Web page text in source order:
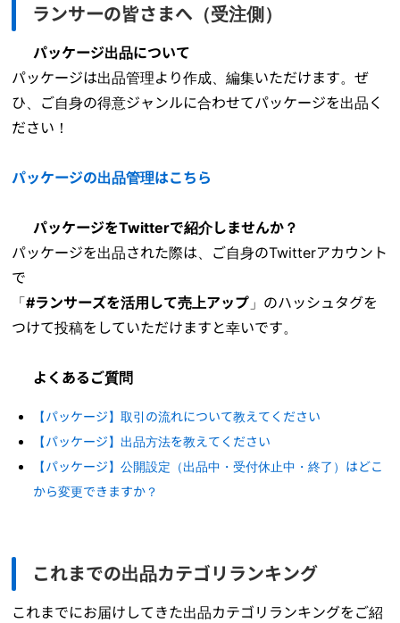
ランサーの皆さまへ（受注側）
パッケージ出品について
パッケージは出品管理より作成、編集いただけます。ぜ
ひ、ご自身の得意ジャンルに合わせてパッケージを出品く
ださい！
パッケージの出品管理はこちら
パッケージをTwitterで紹介しませんか？
パッケージを出品された際は、ご自身のTwitterアカウント
で
「#ランサーズを活用して売上アップ 」のハッシュタグを
つけて投稿をしていただけますと幸いです。
よくあるご質問
【パッケージ】取引の流れについて教えてください
【パッケージ】出品方法を教えてください
【パッケージ】公開設定（出品中・受付休止中・終了）はどこ
から変更できますか？
これまでの出品カテゴリランキング
これまでにお届けしてきた出品カテゴリランキングをご紹